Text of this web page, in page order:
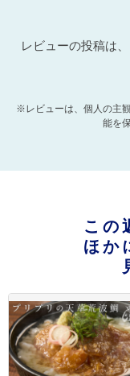
レビューの投稿は
※レビューは、個人の主
能を
この
ほか